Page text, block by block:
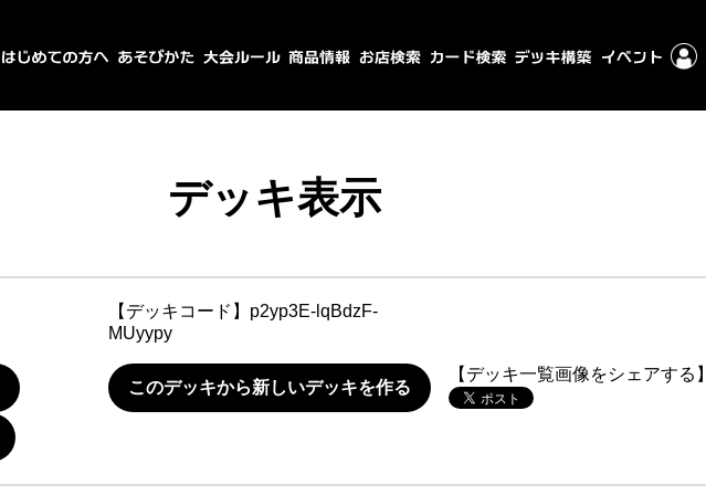
デッキ表示
【デッキコード】 p2yp3E-lqBdzF-
MUyypy
このデッキから新しいデッキを作る
【デッキ一覧画像をシェアする】